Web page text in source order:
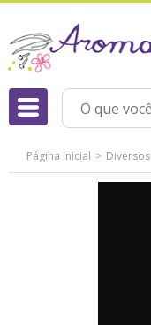
Página Inicial Diversos